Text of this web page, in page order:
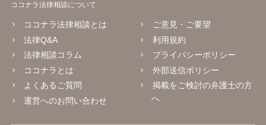
ココナラ法律相談について
ココナラ法律相談とは
法律Q&A
法律相談コラム
ココナラとは
よくあるご質問
運営へのお問い合わせ
ご意見・ご要望
利用規約
プライバシーポリシー
外部送信ポリシー
掲載をご検討の弁護士の方
へ